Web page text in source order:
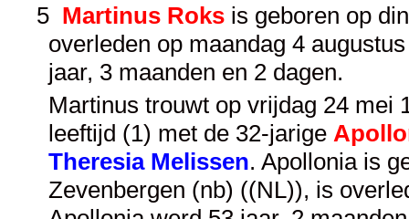
5 Martinus Roks is geboren op
overleden op maandag 4
jaar, 3 maanden en 2 dagen.
Martinus trouwt op vrijdag 24 mei
leeftijd (1) met de 32-jarige
Theresia Melissen. Apollonia is
Zevenbergen (nb) ((NL)), is